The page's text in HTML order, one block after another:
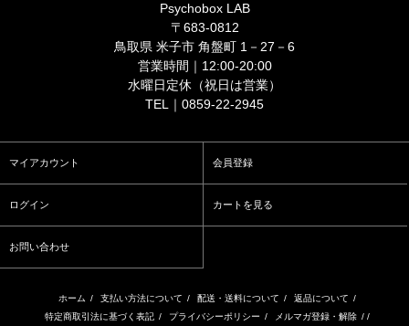
Psychobox LAB
〒683-0812
鳥取県 米子市 角盤町 1－27－6
営業時間｜12:00-20:00
水曜日定休（祝日は営業）
TEL｜0859-22-2945
マイアカウント 会員登録
ログイン カートを見る
お問い合わせ
ホーム / 支払い方法について / 配送・送料について / 返品について /
特定商取引法に基づく表記 / プライバシーポリシー / メルマガ登録・解除 / /